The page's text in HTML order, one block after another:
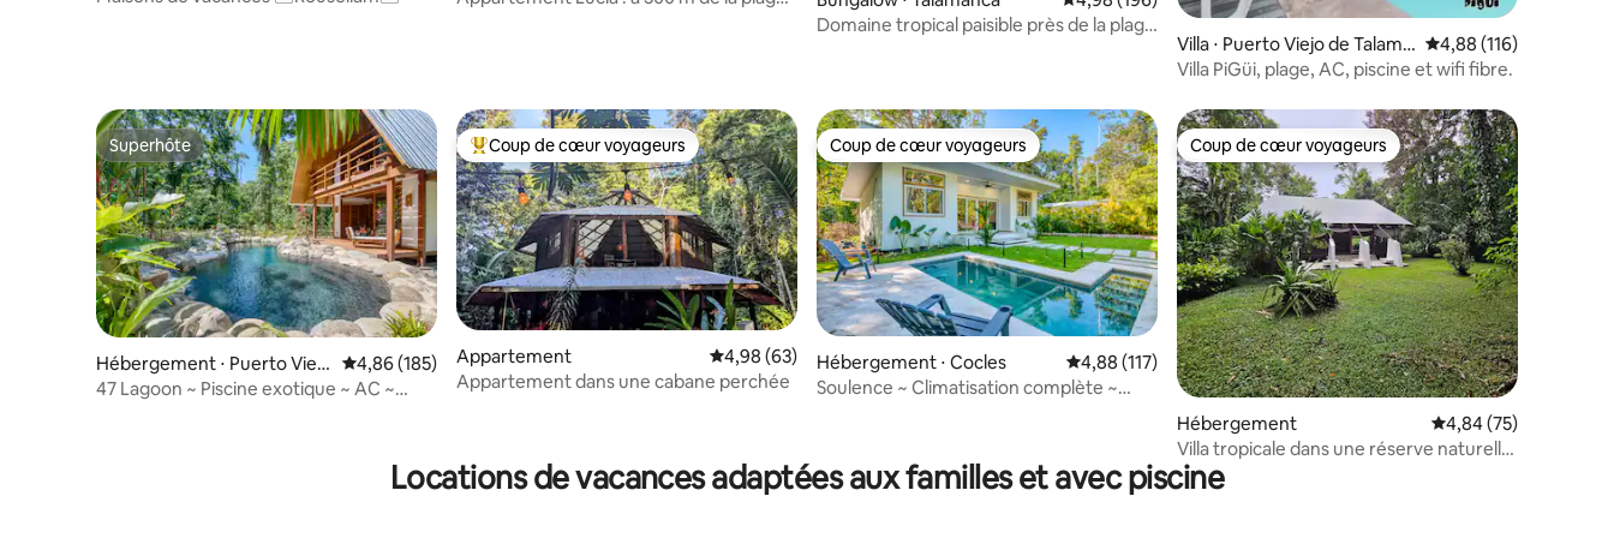
Domaine tropical paisible près de la plage
Villa ⋅ Puerto Viejo de Talama
nca
Évaluation moyenne
4,88 (116)
Villa PiGüi, plage, AC, piscine et wifi fibre.
Superhôte
Superhôte
Hébergement ⋅ Puerto Viejo
de Talamanca
Évaluation moyenne sur la base de 185 commentaires : 4,86 sur 5
4,86 (185)
47 Lagoon ~ Piscine exotique ~ AC ~
Coups de cœur voyageurs les plus appréciés
Coup de cœur voyageurs
Appartement Évaluation moyenne sur la base de 63 commentaires : 4,98 sur 5
4,98 (63)
Appartement dans une cabane perchée
Coup de cœur voyageurs
Coup de cœur voyageurs
Hébergement ⋅ Cocles Évaluation moyenne sur la base de 117 commentaires : 4,88 sur 5
4,88 (117)
Soulence ~ Climatisation complète ~
Coup de cœur voyageurs
Coup de cœur voyageurs
Hébergement Évaluation moyenne
4,84 (75)
Villa tropicale dans une réserve naturelle
sur la plage
Locations de vacances adaptées aux familles et avec piscine